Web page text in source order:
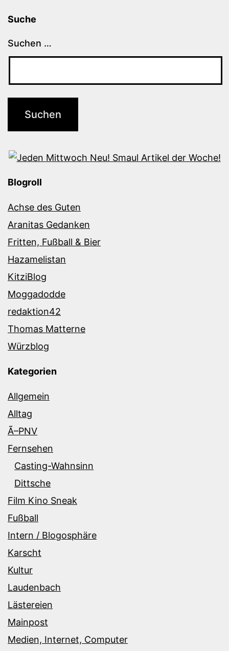
Suche
Suchen …
Blogroll
Achse des Guten
Aranitas Gedanken
Fritten, Fußball & Bier
Hazamelistan
KitziBlog
Moggadodde
redaktion42
Thomas Matterne
Würzblog
Kategorien
Allgemein
Alltag
Ã–PNV
Fernsehen
Casting-Wahnsinn
Dittsche
Film Kino Sneak
Fußball
Intern / Blogosphäre
Karscht
Kultur
Laudenbach
Lästereien
Mainpost
Medien, Internet, Computer